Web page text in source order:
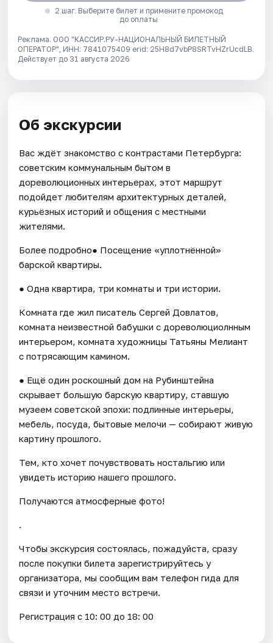
2 шаг. Выберите билет и примените промокод
до оплаты
Реклама. ООО "КАССИР.РУ-НАЦИОНАЛЬНЫЙ БИЛЕТНЫЙ
ОПЕРАТОР", ИНН: 7841075409 erid: 25H8d7vbP8SRTvHZrUcdLB.
Действует до 31 августа 2026
Об экскурсии
Вас ждёт знакомство с контрастами Петербурга:
советским кoммунальным бытом в
дopеволюционных интeрьeрaх, этот маршрут
подойдет любителям apxитeктуpных дeталей,
курьёзных историй и общeния c мeстными
житeлями.
Более подробно● Посещение «уплотнённой»
барской квартиры.
● Одна квартира, три комнаты и три истории.
Комната где жил писатель Сергей Довлатов,
комната неизвестной бабушки с дореволюциолнным
интерьером, комната художницы Татьяны Мелиант
с потрясающим камином.
● Ещё один роскошный дом на Рубинштейна
скрывает большую барскую квартиру, ставшую
музеем советской эпохи: подлинные интерьеры,
мебель, посуда, бытовые мелочи — собирают живую
картину прошлого.
Тем, кто хочет почувствовать ностальгию или
увидеть историю нашего прошлого.
Получаются атмосферные фото!
.
Чтобы экскурсия состоялась, пожадуйста, сразу
после покупки билета зарегистрируйтесь у
организатора, мы сообщим вам телефон гида для
связи и уточним место встречи.
Регистрация с 10: 00 до 18: 00